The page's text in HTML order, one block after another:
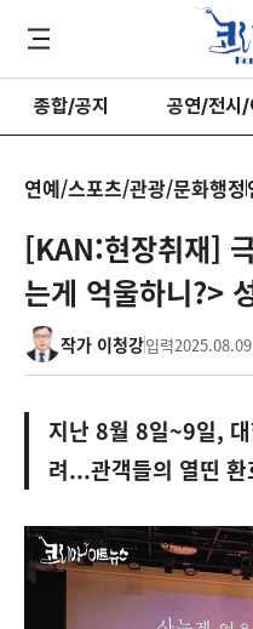
종합/공지 공연/전시/
연예/스포츠/관광/문화행정
[KAN:현장취재]
는게 억울하니?>
작가 이청강입력
지난 8월 8일~9일,
려...관객들의 열띤 환